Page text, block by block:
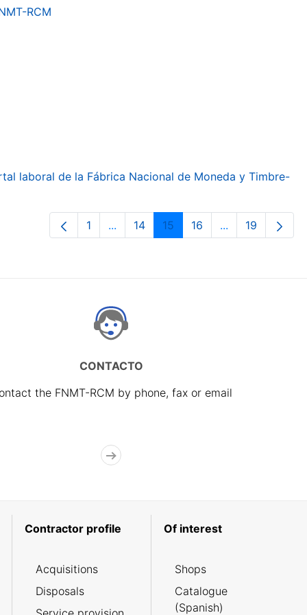
RCM
laboral de la Fábrica Nacional de Moneda y Timbre-
Page
1 ...Intermediate Pages Use TAB to
Page
14 Page
15 Page
16 ...Intermediate
Page
19
CONTACTO
the FNMT-RCM by phone, fax or email
Contractor profile
Acquisitions
Disposals
Of interest
Shops
Catalogue
(Spanish)